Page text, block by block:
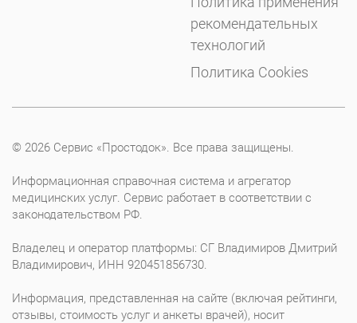
рекомендательных
технологий
Политика Cookies
© 2026 Сервис «Простодок». Все права защищены.
Информационная справочная система и агрегатор
медицинских услуг. Сервис работает в соответствии с
законодательством РФ.
Владелец и оператор платформы: СГ Владимиров Дмитрий
Владимирович, ИНН 920451856730.
Информация, представленная на сайте (включая рейтинги,
отзывы, стоимость услуг и анкеты врачей), носит